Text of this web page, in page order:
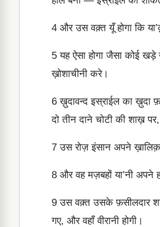
4 और उस वक़्त यूँ होगा कि
5 यह ऐसा होगा जैसा कोई
ख़ोशाचीनी करे।
6 ख़ुदावन्द इस्राईल का ख़ुदा
दो तीन दाने चोटी की शाख़
7 उस रोज़ इंसान अपने
8 और वह मज़बहों या’नी अपने
9 उस वक़्त उसके फ़सीलदार
गए, और वहाँ वीरानी होगी।